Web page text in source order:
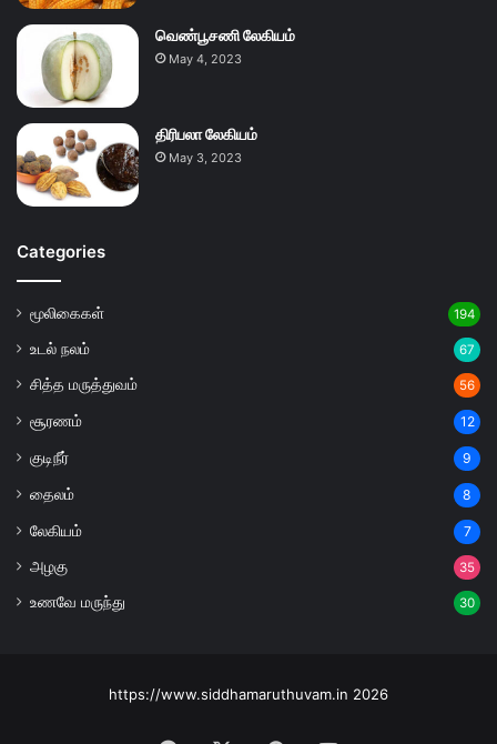
வெண்பூசணி லேகியம்
May 4, 2023
திரிபலா லேகியம்
May 3, 2023
Categories
மூலிகைகள் 194
உடல் நலம் 67
சித்த மருத்துவம் 56
சூரணம் 12
குடிநீர் 9
தைலம் 8
லேகியம் 7
அழகு 35
உணவே மருந்து 30
https://www.siddhamaruthuvam.in 2026